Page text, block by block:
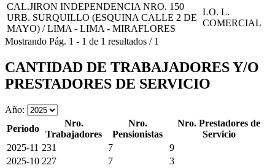
CAL.JIRON INDEPENDENCIA NRO. 150
URB. SURQUILLO (ESQUINA CALLE 2 DE
MAYO) / LIMA - LIMA - MIRAFLORES
LO. L.
COMERCIAL
Mostrando Pág. 1 - 1 de 1 resultados / 1
CANTIDAD DE TRABAJADORES Y/O
PRESTADORES DE SERVICIO
Año:
Periodo
Nro.
Trabajadores
Nro.
Pensionistas
Nro. Prestadores de
Servicio
2025-11 231 7
9
2025-10 227 7
3